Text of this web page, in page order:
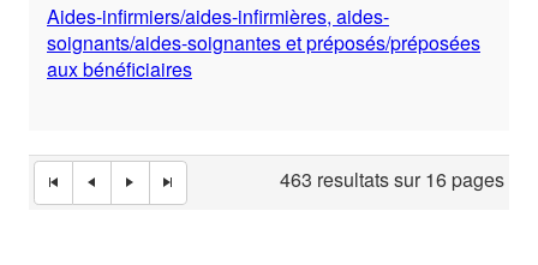
463 resultats sur 16 pages
Aides-infirmiers/aides-infirmières, aides-
soignants/aides-soignantes et préposés/préposées
aux bénéficiaires